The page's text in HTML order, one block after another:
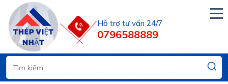
Hỗ trợ tư vấn 24/7
0796588889